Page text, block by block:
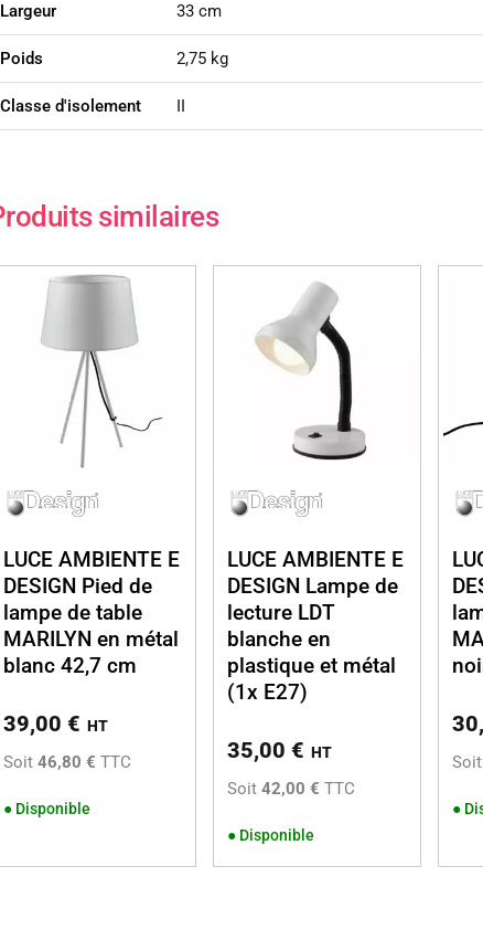
Largeur 33 cm
Poids 2,75 kg
Classe d'isolement II
similaires
LUCE AMBIENTE E
DESIGN Pied de
lampe de table
MARILYN en métal
blanc 42,7 cm
39,00 € HT
Soit 46,80 € TTC
● Disponible
LUCE AMBIENTE E
DESIGN Lampe de
lecture LDT
blanche en
plastique et métal
(1x E27)
35,00€ HT
Soit42,00 € TTC
● Disponible
Soit
●